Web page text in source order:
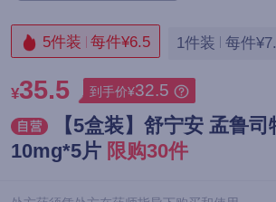
5件装 每件¥6.5 1件装 每件
¥35.5 到手价¥32.5
【5盒装】舒宁安 孟鲁司
10mg*5片 限购30件